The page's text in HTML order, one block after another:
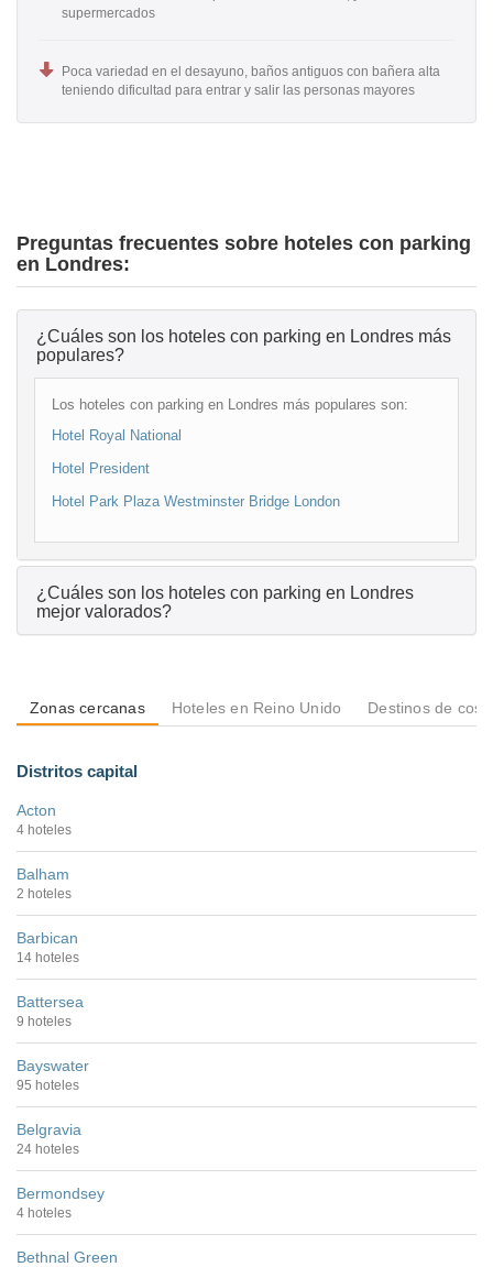
supermercados
Poca variedad en el desayuno, baños antiguos con bañera alta
teniendo dificultad para entrar y salir las personas mayores
Preguntas frecuentes sobre hoteles con parking
en Londres:
¿Cuáles son los hoteles con parking en Londres más
populares?
Los hoteles con parking en Londres más populares son:
Hotel Royal National
Hotel President
Hotel Park Plaza Westminster Bridge London
¿Cuáles son los hoteles con parking en Londres
mejor valorados?
Zonas cercanas Hoteles en Reino Unido Destinos de
Distritos capital
Acton
4 hoteles
Balham
2 hoteles
Barbican
14 hoteles
Battersea
9 hoteles
Bayswater
95 hoteles
Belgravia
24 hoteles
Bermondsey
4 hoteles
Bethnal Green